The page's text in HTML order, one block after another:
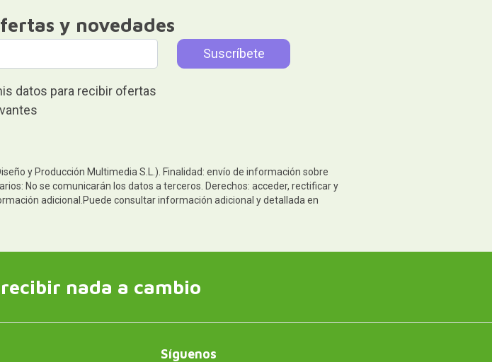
y novedades
datos para recibir ofertas
y Producción Multimedia S.L.). Finalidad: envío de información sobre
No se comunicarán los datos a terceros. Derechos: acceder, rectificar y
adicional.Puede consultar información adicional y detallada en
nada a cambio
Síguenos